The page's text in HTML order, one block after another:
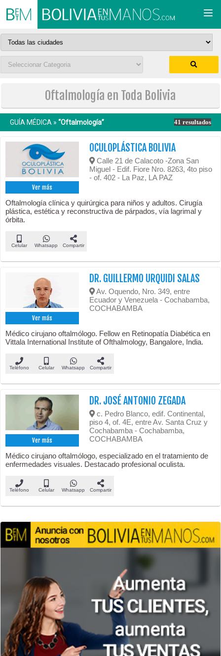
Oftalmología en Toda Bolivia
GUÍA MÉDICA » “Oftalmología” 41 resultados
Ver más
OCULOPLÁSTICA BOLIVIA
Calle 21 de Calacoto -Zona San
Miguel - Edif. Fiore Nro. 8263, 4to piso
- of. 402 - La Paz, LA PAZ
Oftalmología clínica y quirúrgica para niños y adultos. Cirugía
plástica, estética y reconstructiva de párpados, vía lagrimal y
órbita.
Celular Whatsapp Compartir
Ver más
DR. GUILLERMO URQUIDI SALAS
Av. Oquendo, Nro. 349, entre
Ecuador y Venezuela - Cochabamba,
COCHABAMBA
Médico cirujano oftalmólogo. Fellow en Retinopatía Diabética en
Vittala International Institute of Ofthalmology, Bangalore, India.
Teléfono Celular Whatsapp Compartir
Ver más
DR. JOSÉ ANTONIO ZEGADA
c. Pedro Blanco, edif. Continental,
piso 4, of. 4E, entre Av. Santa Cruz y
Cochabamba - Cochabamba,
COCHABAMBA
Médico cirujano oftalmólogo, especializado en el tratamiento de
enfermedades visuales. Destacado profesional oculista.
Teléfono Celular Whatsapp Compartir